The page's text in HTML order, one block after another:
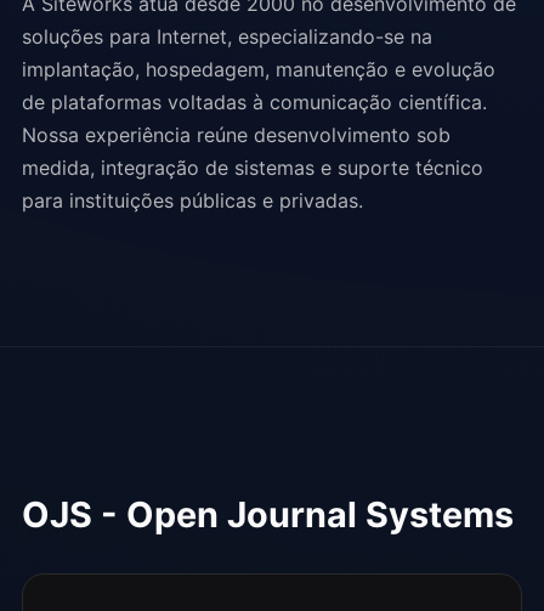
soluções para Internet, especializando-se na
implantação, hospedagem, manutenção e evolução
de plataformas voltadas à comunicação científica.
Nossa experiência reúne desenvolvimento sob
medida, integração de sistemas e suporte técnico
para instituições públicas e privadas.
OJS - Open Journal Systems